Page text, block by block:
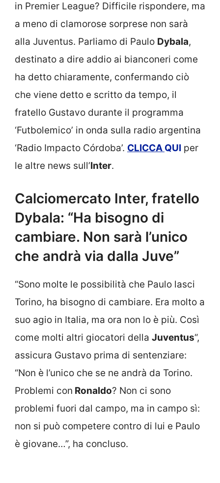
in Premier League? Difficile rispondere, ma
a meno di clamorose sorprese non sarà
alla Juventus. Parliamo di Paulo Dybala,
destinato a dire addio ai bianconeri come
ha detto chiaramente, confermando ciò
che viene detto e scritto da tempo, il
fratello Gustavo durante il programma
‘Futbolemico’ in onda sulla radio argentina
‘Radio Impacto Córdoba’. CLICCA QUI per
le altre news sull’Inter.
Calciomercato Inter, fratello
Dybala: “Ha bisogno di
cambiare. Non sarà l’unico
che andrà via dalla Juve”
“Sono molte le possibilità che Paulo lasci
Torino, ha bisogno di cambiare. Era molto a
suo agio in Italia, ma ora non lo è più. Così
come molti altri giocatori della Juventus“,
assicura Gustavo prima di sentenziare:
“Non è l’unico che se ne andrà da Torino.
Problemi con Ronaldo? Non ci sono
problemi fuori dal campo, ma in campo sì:
non si può competere contro di lui e Paulo
è giovane…”, ha concluso.